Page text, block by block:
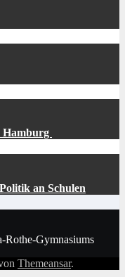
Hamburg
an Schulen
Rothe-Gymnasiums
Themeansar.